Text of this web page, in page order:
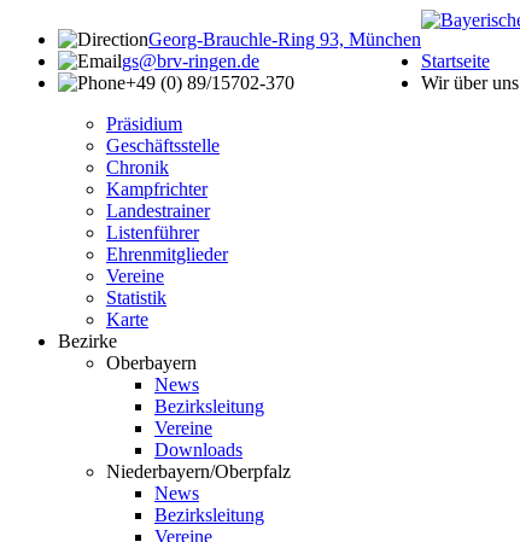
Georg-Brauchle-Ring 93, München
gs@brv-ringen.de
+49 (0) 89/15702-370
Startseite
Wir über uns
Präsidium
Geschäftsstelle
Chronik
Kampfrichter
Landestrainer
Listenführer
Ehrenmitglieder
Vereine
Statistik
Karte
Bezirke
Oberbayern
News
Bezirksleitung
Vereine
Downloads
Niederbayern/Oberpfalz
News
Bezirksleitung
Vereine